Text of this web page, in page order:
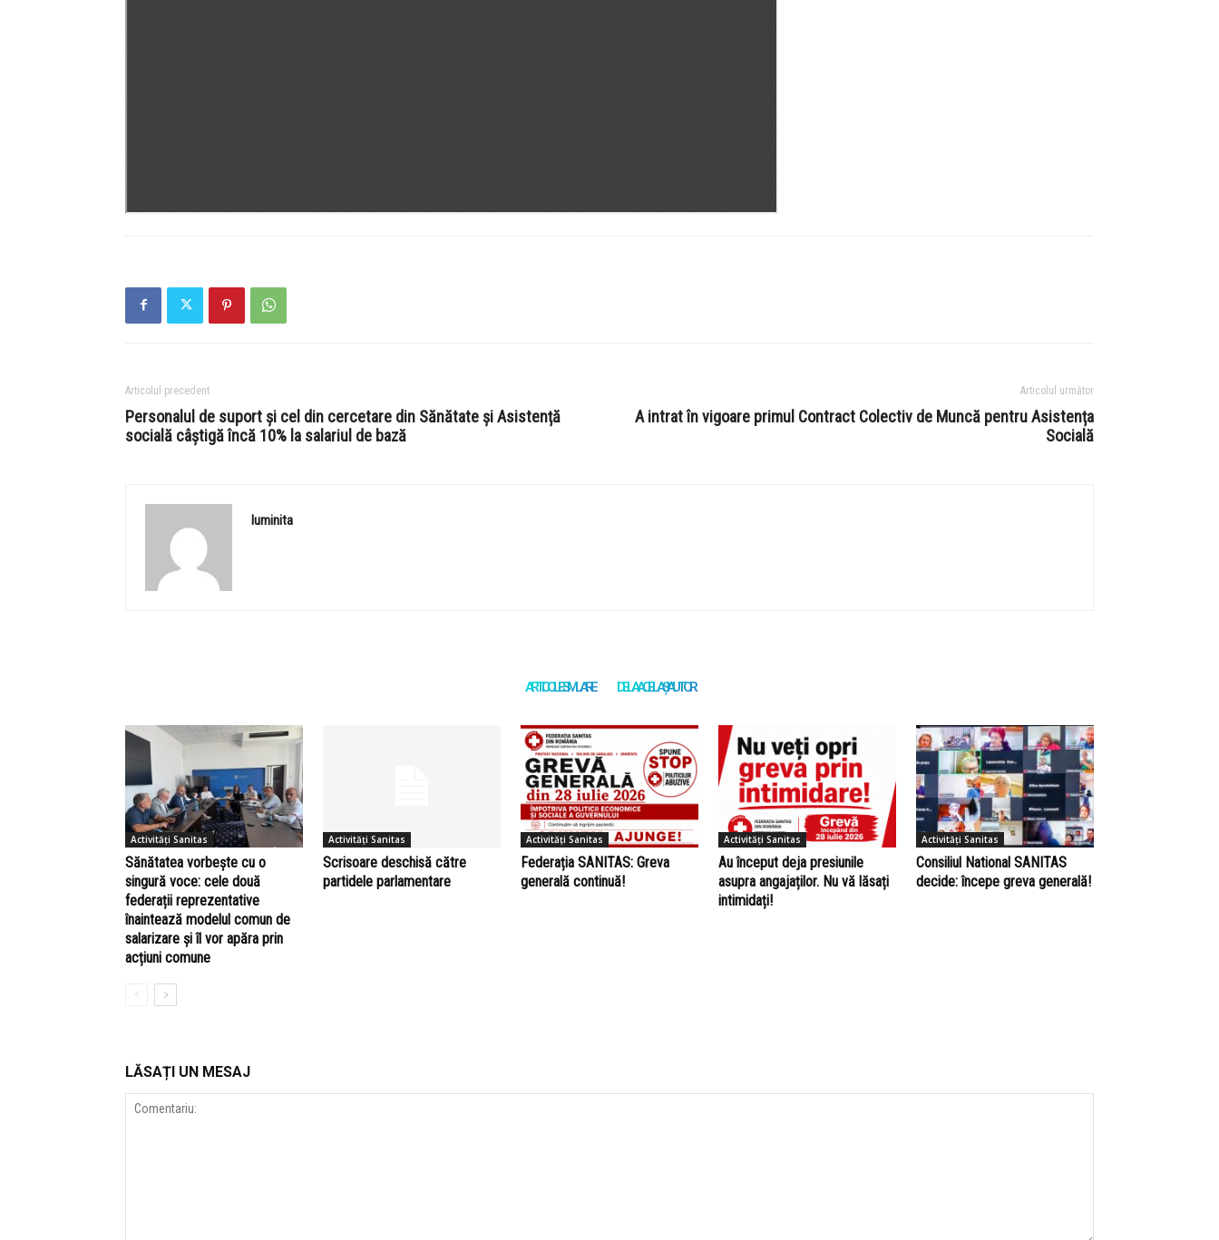
Articolul precedent
Personalul de suport și cel din cercetare din Sănătate și Asistență
socială câștigă încă 10% la salariul de bază
Articolul următor
A intrat în vigoare primul Contract Colectiv de Muncă pentru Asistența
Socială
luminita
ARTICOLE SIMILARE DE LA ACELAȘI AUTOR
Activități Sanitas
Sănătatea vorbește cu o
singură voce: cele două
federații reprezentative
înaintează modelul comun de
salarizare și îl vor apăra prin
acțiuni comune
Activități Sanitas
Scrisoare deschisă către
partidele parlamentare
Activități Sanitas
Federația SANITAS: Greva
generală continuă!
Activități Sanitas
Au început deja presiunile
asupra angajaților. Nu vă lăsați
intimidați!
Activități Sanitas
Consiliul National SANITAS
decide: începe greva generală!
LĂSAȚI UN MESAJ